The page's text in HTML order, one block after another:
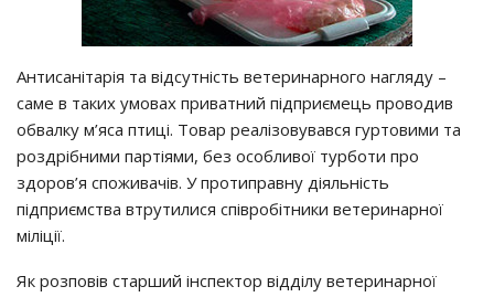
Антисанітарія та відсутність ветеринарного нагляду –
саме в таких умовах приватний підприємець проводив
обвалку м’яса птиці. Товар реалізовувався гуртовими та
роздрібними партіями, без особливої турботи про
здоров’я споживачів. У протиправну діяльність
підприємства втрутилися співробітники ветеринарної
міліції.
Як розповів старший інспектор відділу ветеринарної